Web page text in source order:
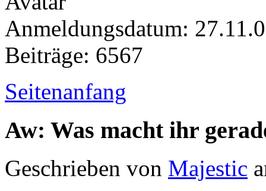
Anmeldungsdatum:
Beiträge: 6567
Seitenanfang
Aw: Was macht ihr
Geschrieben von Majestic